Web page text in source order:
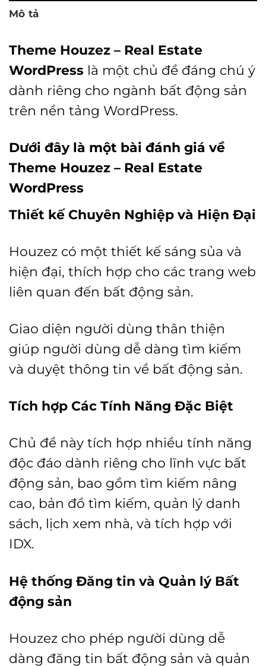
Mô tả
Theme Houzez – Real Estate
WordPress là một chủ đề đáng chú ý
dành riêng cho ngành bất động sản
trên nền tảng WordPress.
Dưới đây là một bài đánh giá về
Theme Houzez – Real Estate
WordPress
Thiết kế Chuyên Nghiệp và Hiện Đại
Houzez có một thiết kế sáng sủa và
hiện đại, thích hợp cho các trang web
liên quan đến bất động sản.
Giao diện người dùng thân thiện
giúp người dùng dễ dàng tìm kiếm
và duyệt thông tin về bất động sản.
Tích hợp Các Tính Năng Đặc Biệt
Chủ đề này tích hợp nhiều tính năng
độc đáo dành riêng cho lĩnh vực bất
động sản, bao gồm tìm kiếm nâng
cao, bản đồ tìm kiếm, quản lý danh
sách, lịch xem nhà, và tích hợp với
IDX.
Hệ thống Đăng tin và Quản lý Bất
động sản
Houzez cho phép người dùng dễ
dàng đăng tin bất động sản và quản